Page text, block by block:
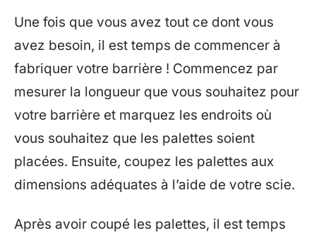
Une fois que vous avez tout ce dont vous
avez besoin, il est temps de commencer à
fabriquer votre barrière ! Commencez par
mesurer la longueur que vous souhaitez pour
votre barrière et marquez les endroits où
vous souhaitez que les palettes soient
placées. Ensuite, coupez les palettes aux
dimensions adéquates à l’aide de votre scie.
Après avoir coupé les palettes, il est temps